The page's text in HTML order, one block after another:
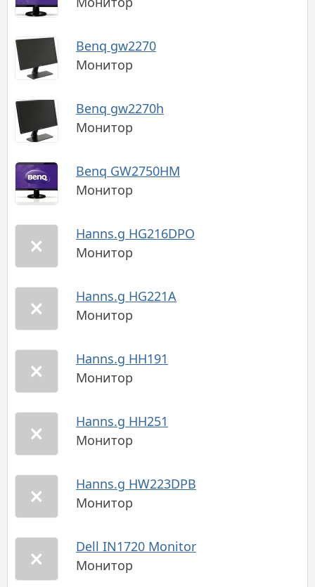
Benq gw2270
Монитор
Benq gw2270h
Монитор
Benq GW2750HM
Монитор
Hanns.g HG216DPO
Монитор
Hanns.g HG221A
Монитор
Hanns.g HH191
Монитор
Hanns.g HH251
Монитор
Hanns.g HW223DPB
Монитор
Dell IN1720 Monitor
Монитор